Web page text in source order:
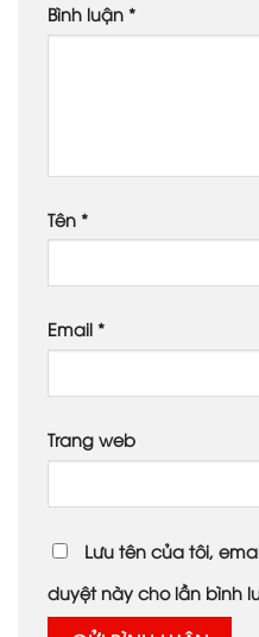
Bình luận *
Tên *
Email *
Trang web
Lưu tên của tôi,
duyệt này cho lần bình